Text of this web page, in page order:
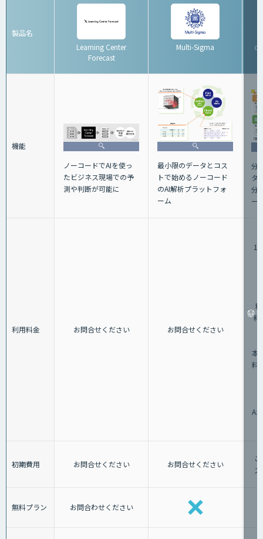
製品名
Learning Center
Forecast
Multi-Sigma
機能
ノーコードでAIを使っ
たビジネス現場での予
測や判断が可能に
最小限のデータとコス
トで始めるノーコード
のAI解析プラットフォ
ーム
分
タ
分
ー
利用料金 お問合せください お問合せください
料
本
料
初期費用 お問合せください お問合せください
無料プラン お問合わせください